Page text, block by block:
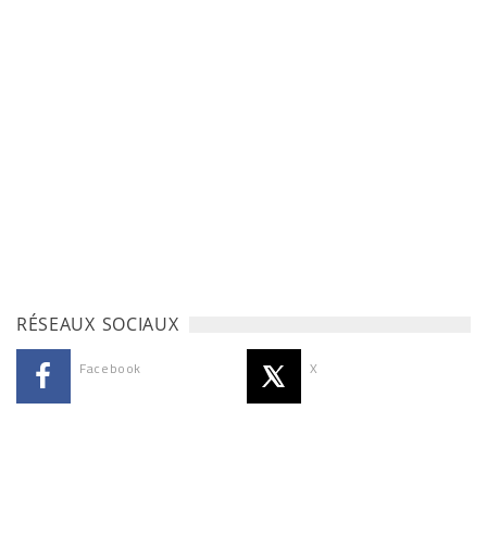
RÉSEAUX SOCIAUX
Facebook X